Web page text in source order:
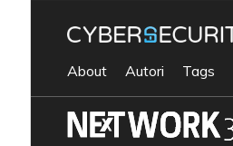
About Autori Tags